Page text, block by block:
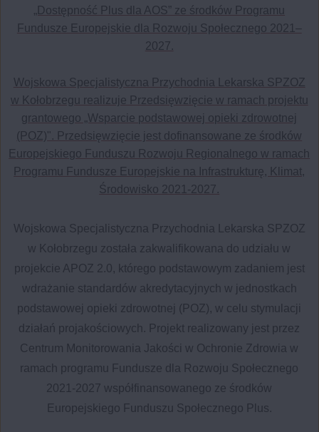
„Dostępność Plus dla AOS” ze środków Programu
Fundusze Europejskie dla Rozwoju Społecznego 2021–
2027.
Wojskowa Specjalistyczna Przychodnia Lekarska SPZOZ
w Kołobrzegu realizuje Przedsięwzięcie w ramach projektu
grantowego „Wsparcie podstawowej opieki zdrowotnej
(POZ)". Przedsięwzięcie jest dofinansowane ze środków
Europejskiego Funduszu Rozwoju Regionalnego w ramach
Programu Fundusze Europejskie na Infrastrukturę, Klimat,
Środowisko 2021-2027.
Wojskowa Specjalistyczna Przychodnia Lekarska SPZOZ
w Kołobrzegu została zakwalifikowana do udziału w
projekcie APOZ 2.0, którego podstawowym zadaniem jest
wdrażanie standardów akredytacyjnych w jednostkach
podstawowej opieki zdrowotnej (POZ), w celu stymulacji
działań projakościowych. Projekt realizowany jest przez
Centrum Monitorowania Jakości w Ochronie Zdrowia w
ramach programu Fundusze dla Rozwoju Społecznego
2021-2027 współfinansowanego ze środków
Europejskiego Funduszu Społecznego Plus.